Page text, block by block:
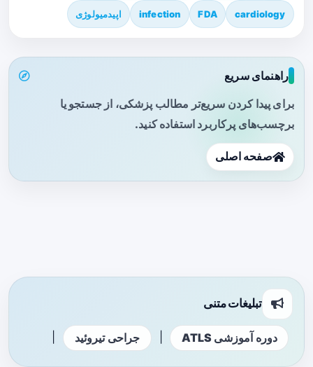
cardiology
FDA
infection اپیدمیولوژی
راهنمای سریع
برای پیدا کردن سریع‌تر مطالب پزشکی، از جستجو یا
برچسب‌های پرکاربرد استفاده کنید.
صفحه اصلی
تبلیغات متنی
دوره آموزشی ATLS جراحی تیروئید